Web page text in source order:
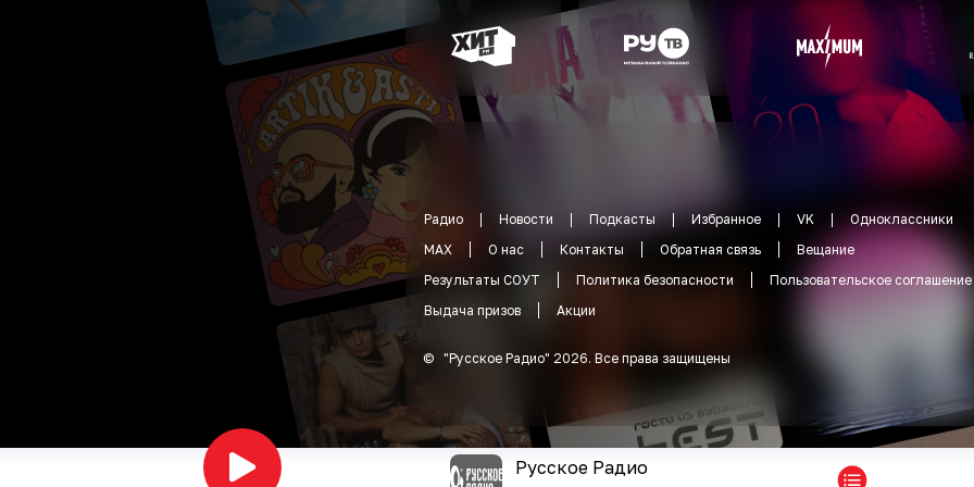
Радио Новости Подкасты Избранное VK
Одноклассники
MAX
О нас Контакты Обратная связь
Вещание
Результаты СОУТ
Политика безопасности
Пользовательское соглашение
Выдача призов
Акции
© "Русское Радио" 2026. Все права защищены
Русское Радио